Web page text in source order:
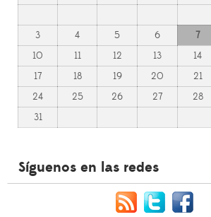
3
4 5 6 7
10
11 12 13 14
17
18 19 20 21
24
25 26 27 28
31
Síguenos en las redes